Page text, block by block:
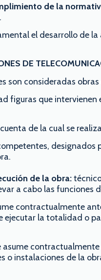
de la
el desarrollo de
DE
son consideradas
figuras que intervienen
de la cual se
designados
de la obra:
a cabo las funciones
contractualmente
ejecutar la totalidad o
instalaciones de la